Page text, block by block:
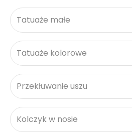
Tatuaże małe
Tatuaże kolorowe
Przekłuwanie uszu
Kolczyk w nosie